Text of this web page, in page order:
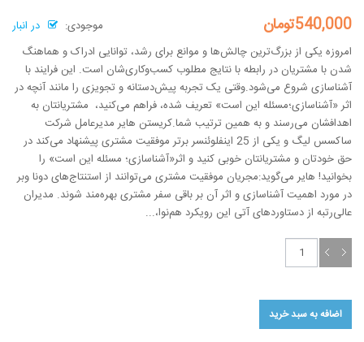
540,000تومان موجودی:
در انبار
امروزه یکی از بزرگ‌ترین چالش‌ها و موانع برای رشد، توانایی ادراک و هماهنگ
شدن با مشتریان در رابطه با نتایج مطلوب کسب‌وکاری‌شان است. این فرایند با
آشناسازی شروع می‌شود.وقتی یک تجربه پیش‌دستانه و تجویزی را مانند آنچه در
اثر «آشناسازی؛‌مسئله این است» تعریف شده، فراهم می‌کنید، مشتریانتان به
اهدافشان می‌رسند و به همین ترتیب شما.کریستن هایر مدیرعامل شرکت
ساکسس لیگ و یکی از 25 اینفلوئنسر برتر موفقیت مشتری پیشنهاد می‌کند در
حق خودتان و مشتریانتان خوبی کنید و اثر«آشناسازی؛ مسئله این است» را
بخوانید! هایر می‌گوید:مجریان موفقیت مشتری می‌توانند از استنتاج‌های دونا وبر
در مورد اهمیت آشناسازی و اثر آن بر باقی سفر مشتری بهره‌مند شوند. مدیران
عالی‌رتبه از دستاوردهای آتی این رویکرد هم‌نوا،...